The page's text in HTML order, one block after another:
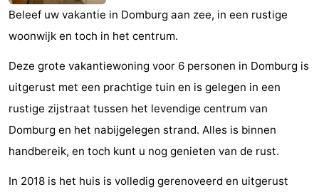
Domburg
Westhove
Last
minutes
Strand
Zien
&
doen
Bezienswaardigheden
-
Beleef uw vakantie in Domburg aan zee, in een rustige
woonwijk en toch in het centrum.
Deze grote vakantiewoning voor 6 personen in Domburg is
uitgerust met een prachtige tuin en is gelegen in een
rustige zijstraat tussen het levendige centrum van
Domburg en het nabijgelegen strand. Alles is binnen
handbereik, en toch kunt u nog genieten van de rust.
In 2018 is het huis is volledig gerenoveerd en uitgerust